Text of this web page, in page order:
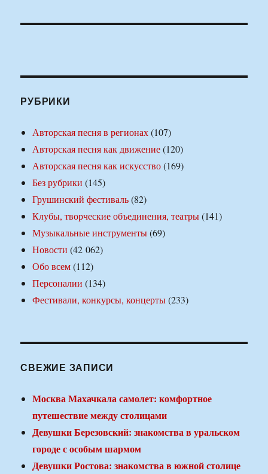
РУБРИКИ
Авторская песня в регионах(107)
Авторская песня как движение(120)
Авторская песня как искусство(169)
Без рубрики (145)
Грушинский фестиваль(82)
Клубы, творческие объединения, театры(141)
Музыкальные инструменты(69)
Новости (42 062)
Обо всем(112)
Персоналии (134)
Фестивали, конкурсы, концерты(233)
СВЕЖИЕ ЗАПИСИ
Москва Махачкала самолет: комфортное
путешествие между столицами
Девушки Березовский: знакомства в уральском
городе с особым шармом
Девушки Ростова: знакомства в южной столице